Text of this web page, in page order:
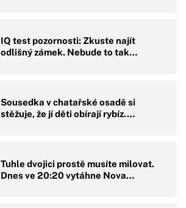
IQ test pozornosti: Zkuste najít
odlišný zámek. Nebude to tak…
Sousedka v chatařské osadě si
stěžuje, že jí děti obírají rybíz.…
Tuhle dvojici prostě musíte milovat.
Dnes ve 20:20 vytáhne Nova…